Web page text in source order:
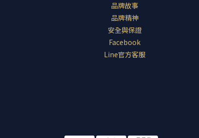
品牌故事
品牌精神
安全與保證
Facebook
Line官方客服